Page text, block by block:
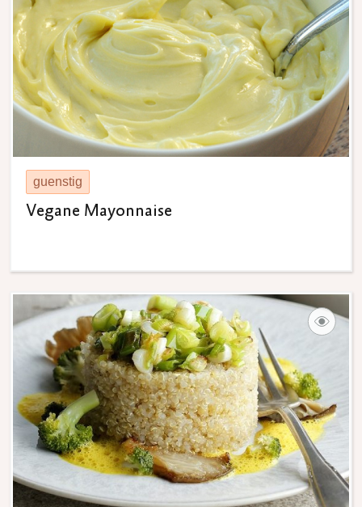
guenstig
Vegane Mayonnaise